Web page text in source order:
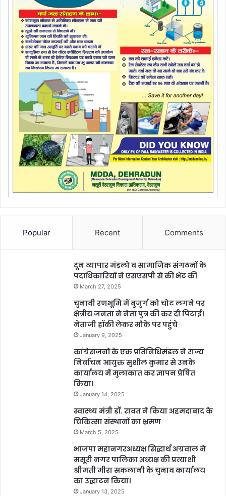
Popular Recent Comments
दून व्यापार मंडलो व सामाजिक संगठनों के
पदाधिकारियों ने एसएसपी से की भेंट की
March 27, 2025
चुनावी रणभूमि में बुजुर्ग को चोट लगने पर
क्षेत्रीय जनता ने नेता पुत्र की कर दी पिटाई।
नेताजी हॉकी लेकर मौके पर पहुंचे
January 9, 2025
कांग्रेसजनों के एक प्रतिनिधिमंडल ने राज्य
निर्वाचन आयुक्त सुशील कुमार से उनके
कार्यालय में मुलाकात कर ज्ञापन प्रेषित
किया।
January 14, 2025
स्वास्थ्य मंत्री डॉ. रावत ने किया अहमदाबाद के
चिकित्सा संस्थानों का भ्रमण
March 5, 2025
भाजपा महानगरअध्यक्ष सिद्धार्थ अग्रवाल ने
मसूरी नगर पालिका अध्यक्ष की प्रत्याशी
श्रीमती मीरा सकलानी के चुनाव कार्यालय
का उद्घाटन किया।
January 13, 2025